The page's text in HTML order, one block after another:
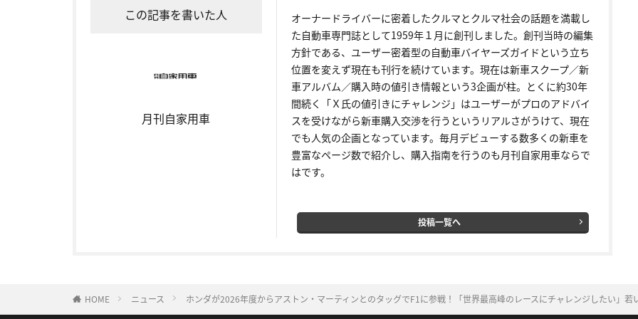
この記事を書いた人
月刊自家用車
オーナードライバーに密着したクルマとクルマ社会の話題を満載し
た自動車専門誌として1959年１月に創刊しました。創刊当時の編集
方針である、ユーザー密着型の自動車バイヤーズガイドという立ち
位置を変えず現在も刊行を続けています。現在は新車スクープ／新
車アルバム／購入時の値引き情報という3企画が柱。とくに約30年
間続く「Ｘ氏の値引きにチャレンジ」はユーザーがプロのアドバイ
スを受けながら新車購入交渉を行うというリアルさがうけて、現在
でも人気の企画となっています。毎月デビューする数多くの新車を
豊富なページ数で紹介し、購入指南を行うのも月刊自家用車ならで
はです。
投稿一覧へ
HOME ニュース ホンダが2026年度からアストン・マーティンとのタッグでF1に参戦！「世界最高峰のレースにチャレンジしたい」若